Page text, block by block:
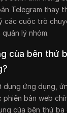
Telegram thay
các cuộc trò
lý nhóm.
của bên thứ
dụng ứng dụng,
phiên bản web
của bên thứ